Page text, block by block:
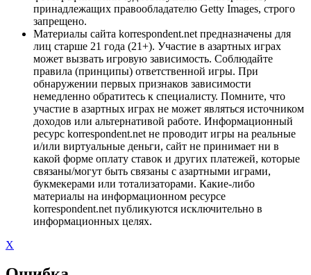
принадлежащих правообладателю Getty Images, строго
запрещено.
Материалы сайта korrespondent.net предназначены для
лиц старше 21 года (21+). Участие в азартных играх
может вызвать игровую зависимость. Соблюдайте
правила (принципы) ответственной игры. При
обнаружении первых признаков зависимости
немедленно обратитесь к специалисту. Помните, что
участие в азартных играх не может являться источником
доходов или альтернативой работе. Информационный
ресурс korrespondent.net не проводит игры на реальные
и/или виртуальные деньги, сайт не принимает ни в
какой форме оплату ставок и других платежей, которые
связаны/могут быть связаны с азартными играми,
букмекерами или тотализаторами. Какие-либо
материалы на информационном ресурсе
korrespondent.net публикуются исключительно в
информационных целях.
X